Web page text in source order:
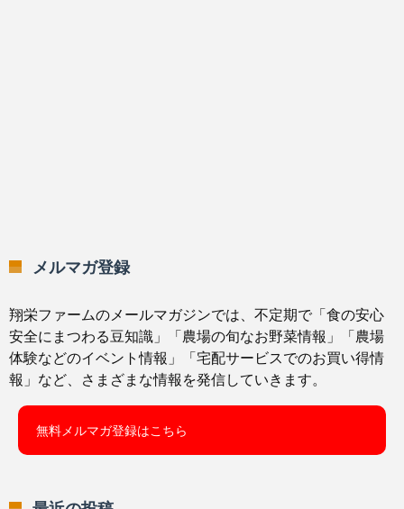
メルマガ登録
翔栄ファームのメールマガジンでは、不定期で「食の安心
安全にまつわる豆知識」「農場の旬なお野菜情報」「農場
体験などのイベント情報」「宅配サービスでのお買い得情
報」など、さまざまな情報を発信していきます。
無料メルマガ登録はこちら